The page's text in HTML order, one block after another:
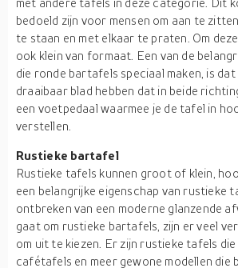
bedoeld zijn voor mensen om aan te
te staan en met elkaar te praten. Om
ook klein van formaat. Een van de
die ronde bartafels speciaal maken, is dat
draaibaar blad hebben dat in beide
een voetpedaal waarmee je de tafel in
verstellen.
Rustieke bartafel
Rustieke tafels kunnen groot of klein,
een belangrijke eigenschap van rustieke
ontbreken van een moderne glanzende
gaat om rustieke bartafels, zijn er veel
om uit te kiezen. Er zijn rustieke tafels
cafétafels en meer gewone modellen die